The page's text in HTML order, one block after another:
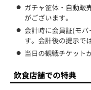
ガチャ筐体・自動販
がございます。
会計時に会員証(モ
す。会計後の提示で
当日の観戦チケット
飲食店舗での特典